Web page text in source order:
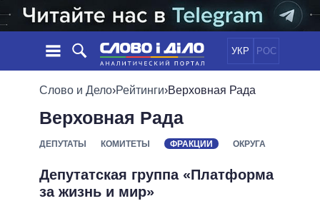
УКР РОС
НОВОСТИ
ЛЕНТА
СОБЫТИЯ
МНЕНИЯ
ПОЛИТИКА
ЭКОНОМИКА
ОБЕЩАНИЯ
ПОЛИТИКИ
ВСЕ ПОЛИТИКИИНФОГРАФИКА
Слово и Дело›Рейтинги›Верховная Рада
Верховная Рада
ДЕПУТАТЫ КОМИТЕТЫ ФРАКЦИИ ОКРУГА
Депутатская группа «Платформа
за жизнь и мир»